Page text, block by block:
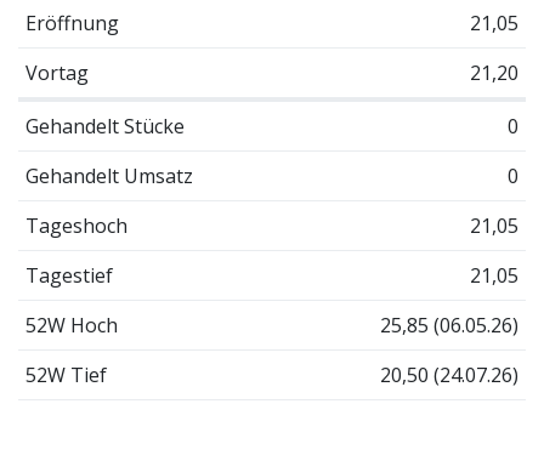
Eröffnung
21,05
Vortag
21,20
Gehandelt Stücke
0
Gehandelt Umsatz
0
Tageshoch
21,05
Tagestief
21,05
52W Hoch
25,85 (06.05.26)
52W Tief
20,50 (24.07.26)